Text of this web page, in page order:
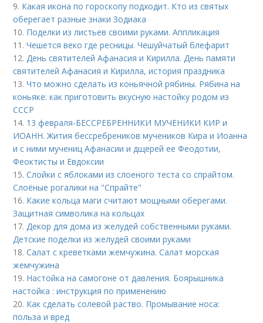
9. Какая икона по гороскопу подходит. Кто из святых
оберегает разные знаки Зодиака
10. Поделки из листьев своими руками. Аппликация
11.Чешется веко где ресницы. Чешуйчатый блефарит
12.День святителей Афанасия и Кирилла. День памяти
святителей Афанасия и Кирилла, история праздника
13.Что можно сделать из коньячной рябины. Рябина на
коньяке: как приготовить вкусную настойку родом из
СССР
14. 13 февраля-БЕССРЕБРЕННИКИ МУЧЕНИКИ КИР и
ИОАНН. Жития бессребреников мучеников Кира и Иоанна
и с ними мучениц Афанасии и дщерей ее Феодотии,
Феоктисты и Евдоксии
15.Слойки с яблоками из слоеного теста со спрайтом.
Слоёные рогалики на "Спрайте"
16. Какие кольца маги считают мощными оберегами.
Защитная символика на кольцах
17.Декор для дома из желудей собственными руками.
Детские поделки из желудей своими руками
18.Салат с креветками жемчужина. Салат морская
жемчужина
19. Настойка на самогоне от давления. Боярышника
настойка : инструкция по применению
20. Как сделать солевой раство. Промывание носа:
польза и вред